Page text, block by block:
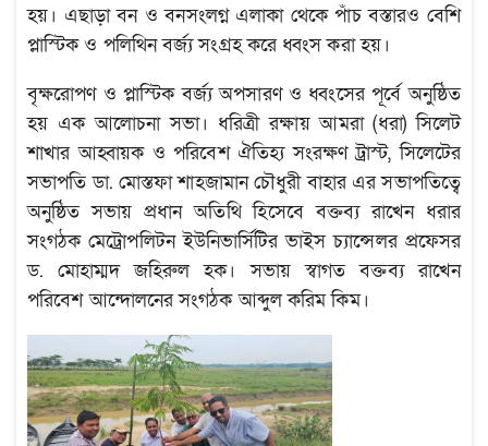
হয়। এছাড়া বন ও বনসংলগ্ন এলাকা থেকে পাঁচ বস্তারও বেশি
প্লাস্টিক ও পলিথিন বর্জ্য সংগ্রহ করে ধ্বংস করা হয়।
বৃক্ষরোপণ ও প্লাস্টিক বর্জ্য অপসারণ ও ধ্বংসের পূর্বে অনুষ্ঠিত
হয় এক আলোচনা সভা। ধরিত্রী রক্ষায় আমরা (ধরা) সিলেট
শাখার আহ্বায়ক ও পরিবেশ ঐতিহ্য সংরক্ষণ ট্রাস্ট, সিলেটের
সভাপতি ডা. মোস্তফা শাহজামান চৌধুরী বাহার এর সভাপতিত্বে
অনুষ্ঠিত সভায় প্রধান অতিথি হিসেবে বক্তব্য রাখেন ধরার
সংগঠক মেট্রোপলিটন ইউনিভার্সিটির ভাইস চ্যান্সেলর প্রফেসর
ড. মোহাম্মদ জহিরুল হক। সভায় স্বাগত বক্তব্য রাখেন
পরিবেশ আন্দোলনের সংগঠক আব্দুল করিম কিম।